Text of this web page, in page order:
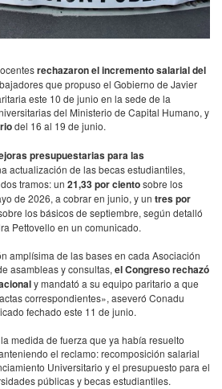
rechazaron el incremento salarial del
que propuso el Gobierno de Javier
este 10 de junio en la sede de la
del Ministerio de Capital Humano, y
del 16 al 19 de junio.
presupuestarias para las
actualización de las becas estudiantiles,
tramos: un 21,33 por cientosobre los
de 2026, a cobrar en junio, y un tres por
los básicos de septiembre, según detalló
Pettovello en un comunicado.
amplísima de las bases en cada Asociación
asambleas y consultas, el Congreso rechazó
y mandató a su equipo paritario a que
correspondientes», aseveró Conadu
fechado este 11 de junio.
medida de fuerza que ya había resuelto
el reclamo: recomposición salarial
Universitario y el presupuesto para el
públicas y becas estudiantiles.